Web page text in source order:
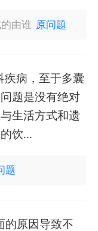
由谁 原问题
疾病，至于多囊
题是没有绝对
生活方式和遗
饮...
题
的原因导致不